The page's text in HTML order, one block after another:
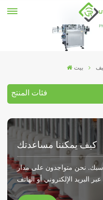
بيت
فئات المنتج
كيف يمكننا مساعدتك
نحن متواجدون على مدار